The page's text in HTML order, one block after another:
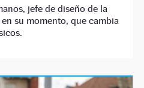
jefe de diseño de la
su momento, que cambia